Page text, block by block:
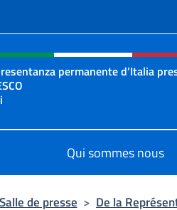
et en-tête
permanente d’Italia
ufficiale della Rappresentanza
Qui sommes nous
Salle de presse > De la